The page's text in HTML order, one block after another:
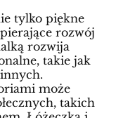
tylko piękne
rozwój
rozwija
takie jak
może
takich